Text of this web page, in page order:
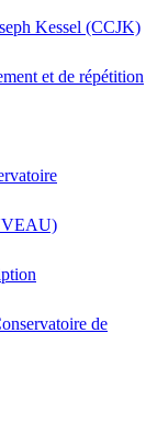
Kessel (CCJK)
et de répétition
de